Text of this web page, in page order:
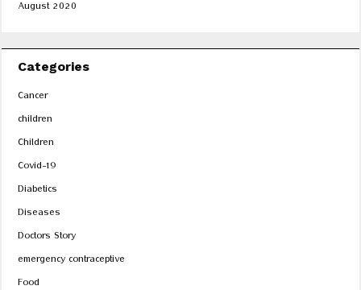
August 2020
Categories
Cancer
children
Children
Covid-19
Diabetics
Diseases
Doctors Story
emergency contraceptive
Food